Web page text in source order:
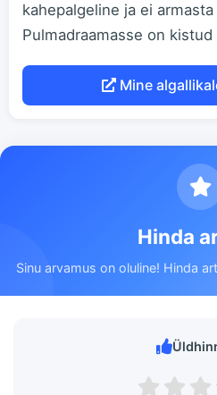
kahepalgeline ja ei
Pulmadraamasse on
Mine
Hinda
Sinu arvamus on oluline! Hinda